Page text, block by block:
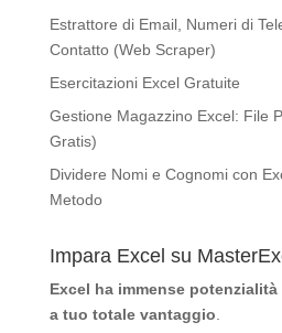
Estrattore di Email, Numeri di
Contatto (Web Scraper)
Esercitazioni Excel Gratuite
Gestione Magazzino Excel: File
Gratis)
Dividere Nomi e Cognomi con
Metodo
Impara Excel su
Excel ha immense potenzialità
a tuo totale vantaggio.